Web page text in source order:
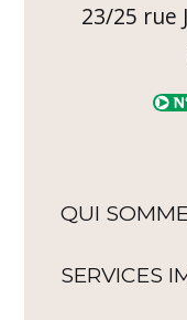
23/25 rue
QUI
SERVICES